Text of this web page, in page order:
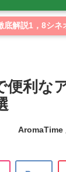
底解説1，8シネ
便利な
AromaTime